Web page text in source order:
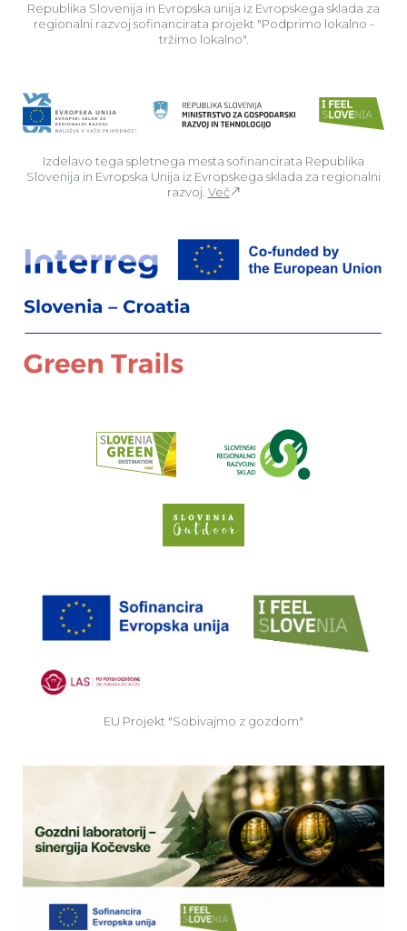
Republika Slovenija in Evropska unija iz Evropskega sklada za
regionalni razvoj sofinancirata projekt "Podprimo lokalno -
tržimo lokalno".
Izdelavo tega spletnega mesta sofinancirata Republika
Slovenija in Evropska Unija iz Evropskega sklada za regionalni
razvoj. Več
EU Projekt "Sobivajmo z gozdom"